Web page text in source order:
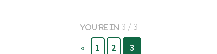
3 / 3
« 1 2 3